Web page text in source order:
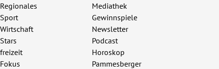
Regionales
Sport
Wirtschaft
Stars
freizeit
Fokus
Mediathek
Gewinnspiele
Newsletter
Podcast
Horoskop
Pammesberger